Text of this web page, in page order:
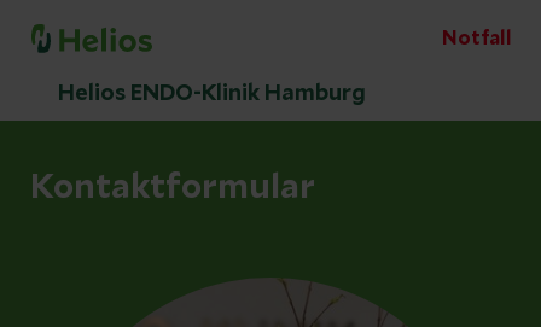
Notfall
Helios ENDO-Klinik Hamburg
Kontaktformular